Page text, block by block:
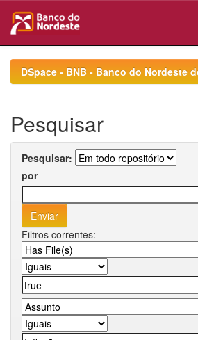
navigationDSpace - BNB - Banco do Nordeste
Pesquisar
Pesquisar:
por
Filtros correntes: